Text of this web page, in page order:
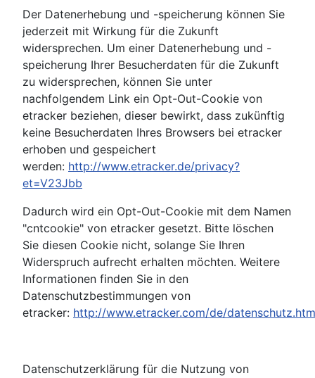
Der Datenerhebung und -speicherung können Sie
jederzeit mit Wirkung für die Zukunft
widersprechen. Um einer Datenerhebung und -
speicherung Ihrer Besucherdaten für die Zukunft
zu widersprechen, können Sie unter
nachfolgendem Link ein Opt-Out-Cookie von
etracker beziehen, dieser bewirkt, dass zukünftig
keine Besucherdaten Ihres Browsers bei etracker
erhoben und gespeichert
werden: http://www.etracker.de/privacy?
et=V23Jbb
Dadurch wird ein Opt-Out-Cookie mit dem Namen
"cntcookie" von etracker gesetzt. Bitte löschen
Sie diesen Cookie nicht, solange Sie Ihren
Widerspruch aufrecht erhalten möchten. Weitere
Informationen finden Sie in den
Datenschutzbestimmungen von
etracker: http://www.etracker.com/de/
Datenschutzerklärung für die Nutzung von